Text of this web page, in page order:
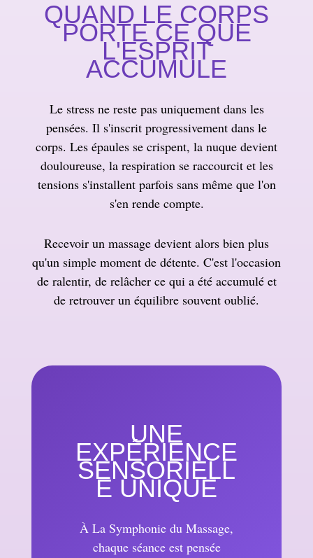
QUAND LE CORPS
PORTE CE QUE
L'ESPRIT
ACCUMULE
Le stress ne reste pas uniquement dans les
pensées. Il s'inscrit progressivement dans le
corps. Les épaules se crispent, la nuque devient
douloureuse, la respiration se raccourcit et les
tensions s'installent parfois sans même que l'on
s'en rende compte.
Recevoir un massage devient alors bien plus
qu'un simple moment de détente. C'est l'occasion
de ralentir, de relâcher ce qui a été accumulé et
de retrouver un équilibre souvent oublié.
UNE
EXPÉRIENCE
SENSORIELL
E UNIQUE
À La Symphonie du Massage,
chaque séance est pensée